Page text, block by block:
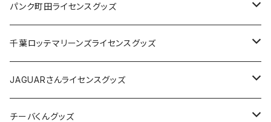
ステッカー
缶バッジ
ホテルキーホルダー
缶バッジ
アクリルキーホルダー
ホテルキーホルダー
クリアファイル
Tシャツ
キャップ
バッグ
ステッカー
パンク町田ライセンスグッズ
Tシャツ
キャップ
バッグ
千葉ロッテマリーンズライセンスグッズ
ステッカー
ステッカー
缶バッジ
JAGUARさんライセンスグッズ
Tシャツ
チーバくんグッズ